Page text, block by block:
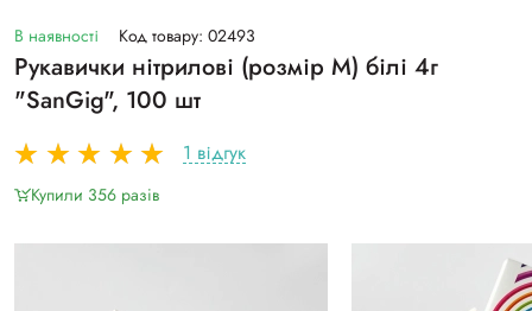
В наявності Код товару: 02493
Рукавички нітрилові (розмір М) білі 4г
"SanGig", 100 шт
1 відгук
Купили 356 разiв